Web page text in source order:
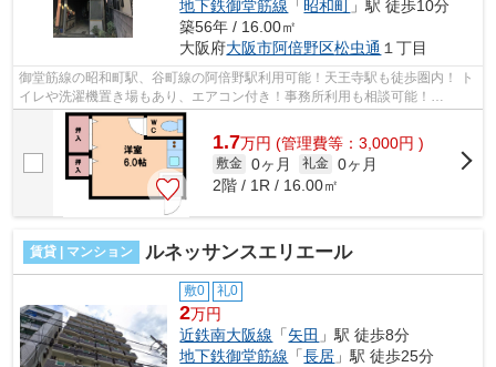
地下鉄御堂筋線 「昭和町 」駅 徒歩10分
築56年 / 16.00㎡
大阪府大阪市阿倍野区松虫通 １丁目
御堂筋線の昭和町駅、谷町線の阿倍野駅利用可能！天王寺駅も徒歩圏内！ ト
イレや洗濯機置き場もあり、エアコン付き！事務所利用も相談可能！
■□■□■□■□■□■□■□■□■□■□■□■□■□■□■□■□■□■□■...
1.7万円 (管理費等：3,000円 )
敷金 0ヶ月 礼金 0ヶ月
2階 / 1R / 16.00㎡
賃貸 | マンション ルネッサンスエリエール
敷0 礼0
2万円
近鉄南大阪線 「矢田 」駅 徒歩8分
地下鉄御堂筋線 「長居 」駅 徒歩25分